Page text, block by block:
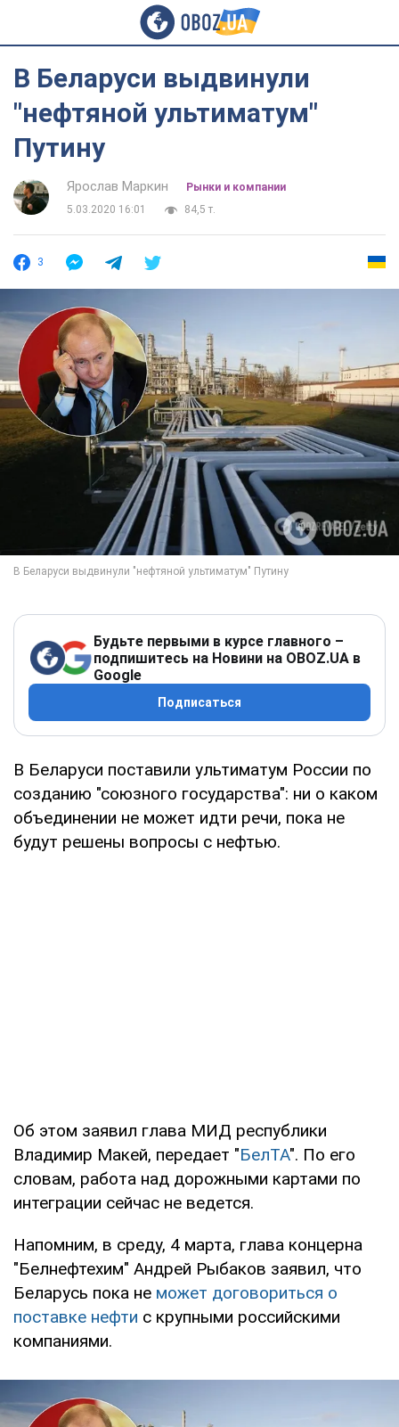
В Беларуси выдвинули
"нефтяной ультиматум"
Путину
Ярослав Маркин
Рынки и компании
5.03.2020 16:01
84,5 т.
3
Будьте первыми в курсе главного –
подпишитесь на Новини на OBOZ.UA в
Google
Подписаться
В Беларуси поставили ультиматум России по
созданию "союзного государства": ни о каком
объединении не может идти речи, пока не
будут решены вопросы с нефтью.
Об этом заявил глава МИД республики
Владимир Макей, передает "БелТА". По его
словам, работа над дорожными картами по
интеграции сейчас не ведется.
Напомним, в среду, 4 марта, глава концерна
"Белнефтехим" Андрей Рыбаков заявил, что
Беларусь пока не может договориться о
поставке нефти с крупными российскими
компаниями.